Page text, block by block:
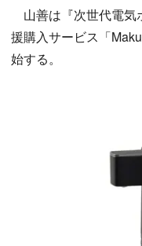
山善は『次世代電気
援購入サービス「
始する。